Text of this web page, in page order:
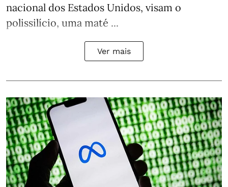
nacional dos Estados Unidos, visam o
polissilício, uma maté ...
Ver mais